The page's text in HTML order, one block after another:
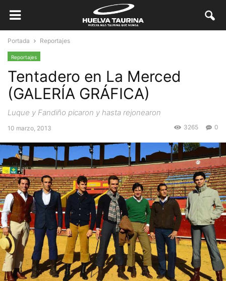
Portada Reportajes
Reportajes
Tentadero en La Merced
(GALERÍA GRÁFICA)
Luque y Fandiño picaron y hasta rejonearon
10 marzo, 2013 0
3265